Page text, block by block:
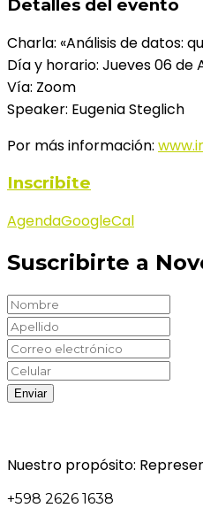
Detalles del evento
Charla: «Análisis de datos:
Día y horario: Jueves 06 de
Vía: Zoom
Speaker: Eugenia Steglich
Por más información:
Inscribite
AgendaGoogleCal
Suscribirte a
Nuestro propósito:
+598 2626 1638